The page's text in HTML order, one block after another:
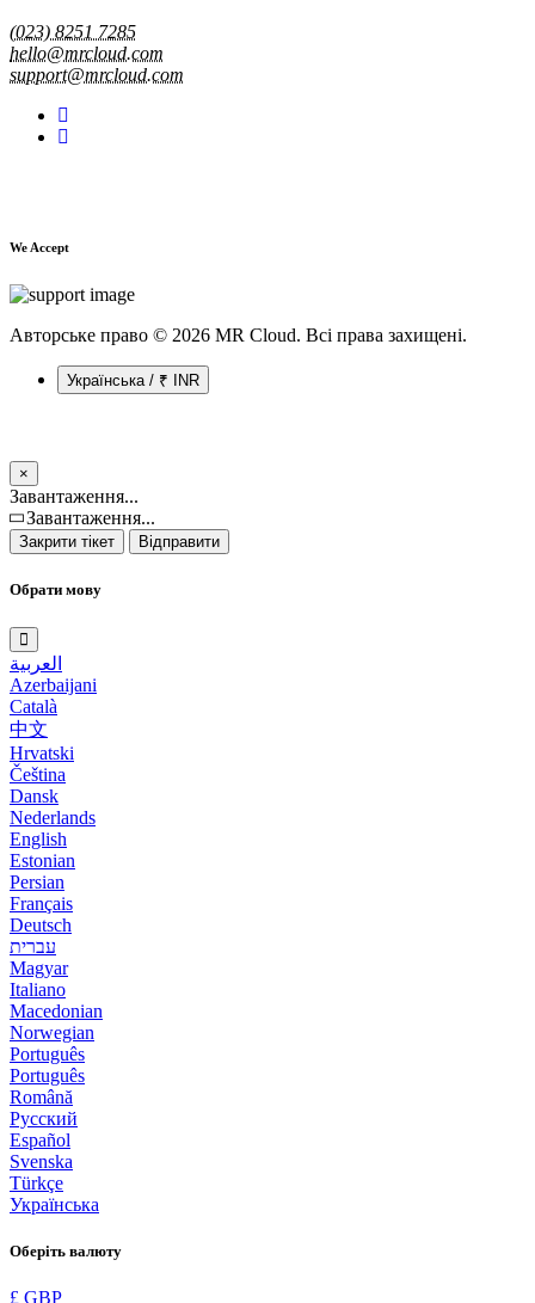
(023) 8251 7285
hello@mrcloud.com
support@mrcloud.com
We Accept
Авторське право © 2026 MR Cloud. Всі права захищені.
Українська / ₹ INR
×
Закрити
тікет
Завантаження...
Завантаження...
Закрити тікет Відправити
Обрати мову
العربية
Azerbaijani
Català
中文
Hrvatski
Čeština
Dansk
Nederlands
English
Estonian
Persian
Français
Deutsch
עברית
Magyar
Italiano
Macedonian
Norwegian
Português
Português
Română
Русский
Español
Svenska
Türkçe
Українська
Оберіть валюту
£ GBP